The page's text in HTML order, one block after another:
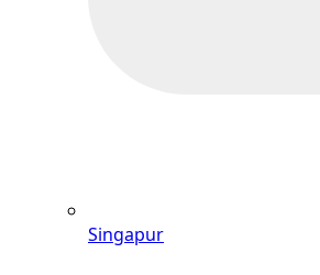
Singapur